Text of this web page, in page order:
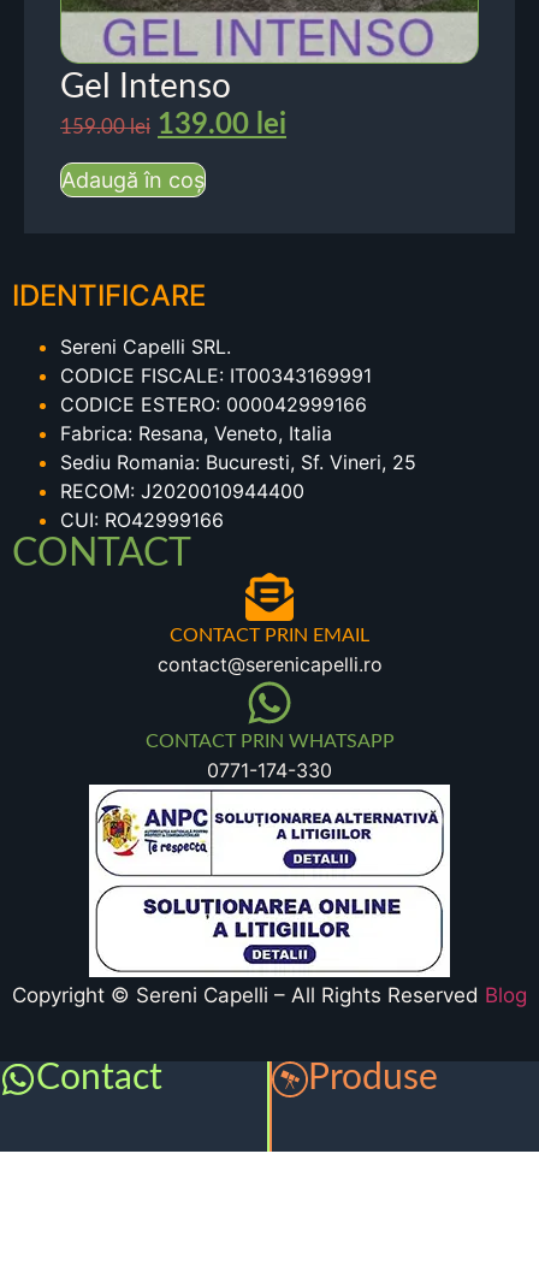
Gel Intenso
159.00lei 139.00 lei
Adaugă în coș
IDENTIFICARE
Sereni Capelli SRL.
CODICE FISCALE: IT00343169991
CODICE ESTERO: 000042999166
Fabrica: Resana, Veneto, Italia
Sediu Romania: Bucuresti, Sf. Vineri, 25
RECOM: J2020010944400
CUI: RO42999166
CONTACT
CONTACT PRIN EMAIL
contact@serenicapelli.ro
CONTACT PRIN WHATSAPP
0771-174-330
Copyright © Sereni Capelli – All Rights Reserved Blog
Contact Produse